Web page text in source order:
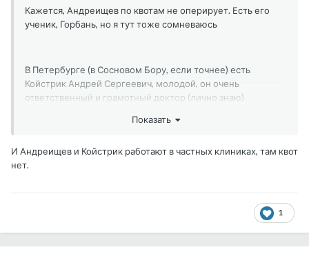
Кажется, Андреищев по квотам не оперирует. Есть его
ученик, Горбань, но я тут тоже сомневаюсь
В Петербурге (в Сосновом Бору, если точнее) есть
Койстрик Андрей Сергеевич, молодой, он очень
ответственный и грамотный доктор (лично знаю)
Показать
И Андреищев и Койстрик работают в частных клиниках, там квот
нет.
1